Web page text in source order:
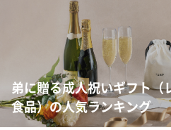
弟に贈る成人祝いギフト（
食品）の人気ランキング